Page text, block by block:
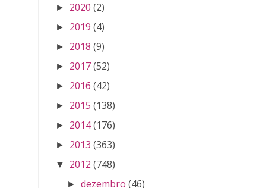
► 2020 (2)
► 2019 (4)
► 2018 (9)
► 2017(52)
► 2016 (42)
► 2015 (138)
► 2014(176)
► 2013 (363)
▼ 2012 (748)
►dezembro (46)